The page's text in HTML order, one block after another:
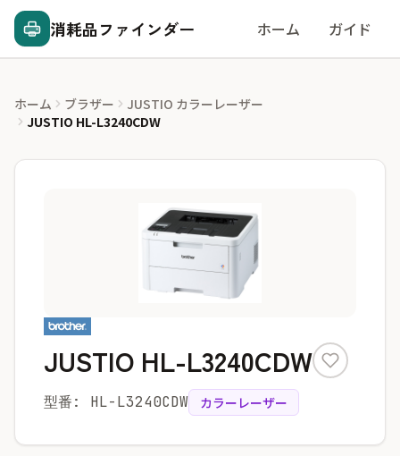
消耗品ファインダー ホーム ガイド
ホーム ブラザー
JUSTIO カラーレーザー
JUSTIO HL-L3240CDW
JUSTIO HL-L3240CDW
型番: HL-L3240CDW カラーレーザー